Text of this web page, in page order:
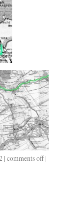
| comments offon
|